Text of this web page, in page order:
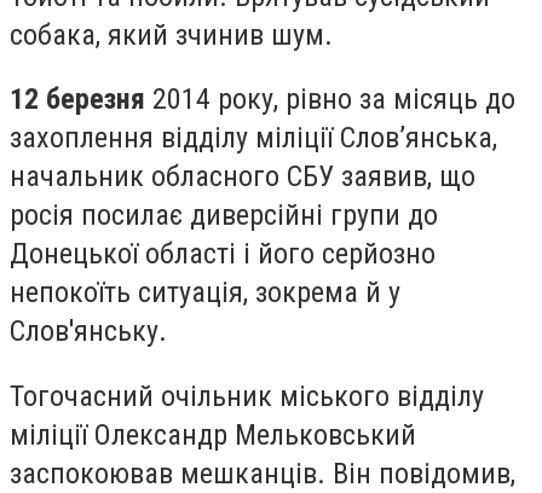
собака, який зчинив шум.
12 березня 2014 року, рівно за місяць до
захоплення відділу міліції Слов’янська,
начальник обласного СБУ заявив, що
росія посилає диверсійні групи до
Донецької області і його серйозно
непокоїть ситуація, зокрема й у
Слов'янську.
Тогочасний очільник міського відділу
міліції Олександр Мельковський
заспокоював мешканців. Він повідомив,